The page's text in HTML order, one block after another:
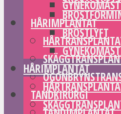
HÅRIMPLANTAT
TANDKIRURGI
BRÖSTLYFT
HÅRIMPLANTAT